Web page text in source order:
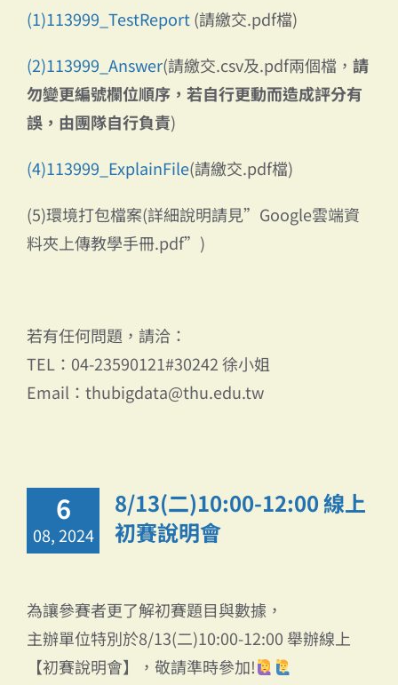
(1)113999_TestReport(請繳交.pdf檔)
(2)113999_Answer(請繳交.csv及.pdf兩個檔， 請
勿變更編號欄位順序，若自行更動而造成評分有
誤，由團隊自行負責)
(4)113999_ExplainFile(請繳交.pdf檔)
(5)環境打包檔案(詳細說明請見”Google雲端資
料夾上傳教學手冊.pdf”)
若有任何問題，請洽：
TEL：04-23590121#30242 徐小姐
Email：thubigdata@thu.edu.tw
6
08, 2024
8/13(二)10:00-12:00 線上
初賽說明會
為讓參賽者更了解初賽題目與數據，
主辦單位特別於8/13(二)10:00-12:00 舉辦線上
【初賽說明會】，敬請準時參加!